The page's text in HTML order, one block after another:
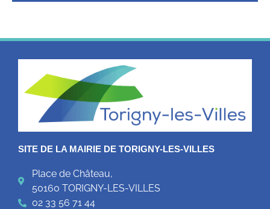
SITE DE LA MAIRIE DE TORIGNY-LES-VILLES
Place de Château,
50160 TORIGNY-LES-VILLES
02 33 56 71 44